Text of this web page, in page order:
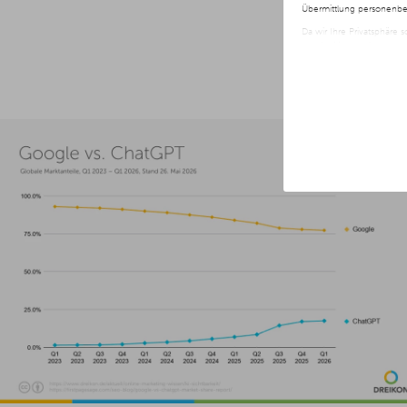
Übermittlung
Da wir Ihre Privatsphäre
jederzeit später